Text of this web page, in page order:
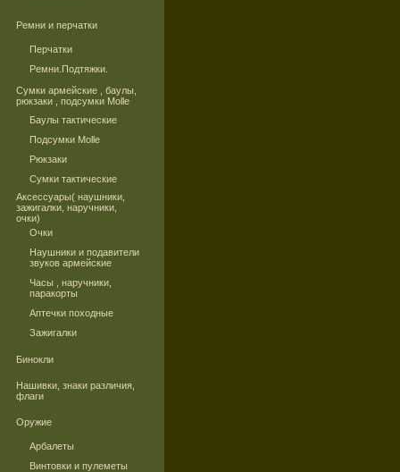
Ремни и перчатки
Перчатки
Ремни.Подтяжки.
Сумки армейские , баулы,
рюкзаки , подсумки Molle
Баулы тактические
Подсумки Molle
Рюкзаки
Сумки тактические
Аксессуары( наушники,
зажигалки, наручники,
очки)
Очки
Наушники и подавители
звуков армейские
Часы , наручники,
паракорты
Аптечки походные
Зажигалки
Бинокли
Нашивки, знаки различия,
флаги
Оружие
Арбалеты
Винтовки и пулеметы